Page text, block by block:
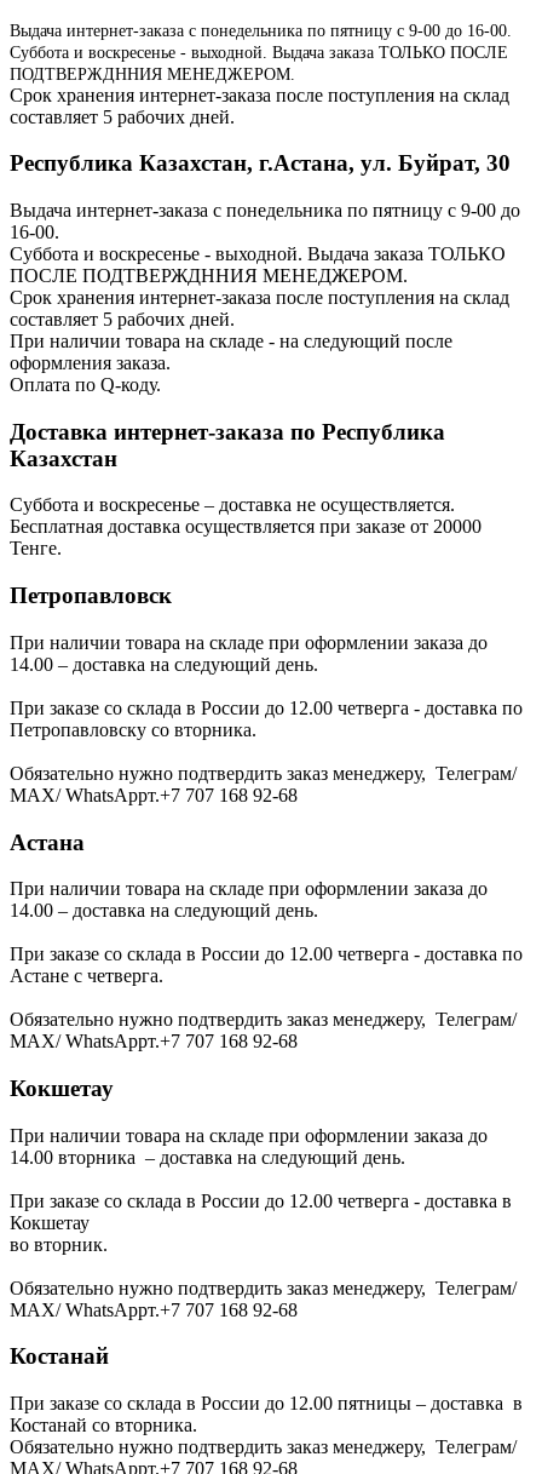
Выдача интернет-заказа с понедельника по пятницу с 9-00 до 16-00.
Суббота и воскресенье - выходной. Выдача заказа ТОЛЬКО ПОСЛЕ
ПОДТВЕРЖДННИЯ МЕНЕДЖЕРОМ.
Срок хранения интернет-заказа после поступления на склад
составляет 5 рабочих дней.
Республика Казахстан, г.Астана, ул. Буйрат, 30
Выдача интернет-заказа с понедельника по пятницу с 9-00 до
16-00.
Суббота и воскресенье - выходной. Выдача заказа ТОЛЬКО
ПОСЛЕ ПОДТВЕРЖДННИЯ МЕНЕДЖЕРОМ.
Срок хранения интернет-заказа после поступления на склад
составляет 5 рабочих дней.
При наличии товара на складе - на следующий после
оформления заказа.
Оплата по Q-коду.
Доставка интернет-заказа по Республика
Казахстан
Суббота и воскресенье – доставка не осуществляется.
Бесплатная доставка осуществляется при заказе от 20000
Тенге.
Петропавловск
При наличии товара на складе при оформлении заказа до
14.00 – доставка на следующий день.
При заказе со склада в России до 12.00 четверга - доставка по
Петропавловску со вторника.
Обязательно нужно подтвердить заказ менеджеру, Телеграм/
МАХ/ WhatsAppт.+7 707 168 92-68
Астана
При наличии товара на складе при оформлении заказа до
14.00 – доставка на следующий день.
При заказе со склада в России до 12.00 четверга - доставка по
Астане с четверга.
Обязательно нужно подтвердить заказ менеджеру, Телеграм/
МАХ/ WhatsAppт.+7 707 168 92-68
Кокшетау
При наличии товара на складе при оформлении заказа до
14.00 вторника – доставка на следующий день.
При заказе со склада в России до 12.00 четверга - доставка в
Кокшетау
во вторник.
Обязательно нужно подтвердить заказ менеджеру, Телеграм/
МАХ/ WhatsAppт.+7 707 168 92-68
Костанай
При заказе со склада в России до 12.00 пятницы – доставка в
Костанай со вторника.
Обязательно нужно подтвердить заказ менеджеру, Телеграм/
МАХ/ WhatsAppт.+7 707 168 92-68